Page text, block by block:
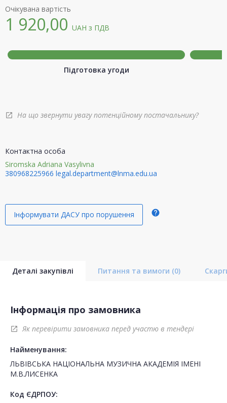
Очікувана вартість
1 920,00 UAH з ПДВ
Підготовка угоди
open_in_new На що звернути увагу потенційному постачальнику?
Контактна особа
Siromska Adriana Vasylivna
380968225966 legal.department@lnma.edu.ua
Інформувати ДАСУ про порушення help
Деталі закупівлі Питання та вимоги (0)
Інформація про замовника
open_in_new Як перевірити замовника перед участю в тендері
Найменування:
ЛЬВІВСЬКА НАЦІОНАЛЬНА МУЗИЧНА АКАДЕМІЯ ІМЕНІ
М.В.ЛИСЕНКА
Код ЄДРПОУ: